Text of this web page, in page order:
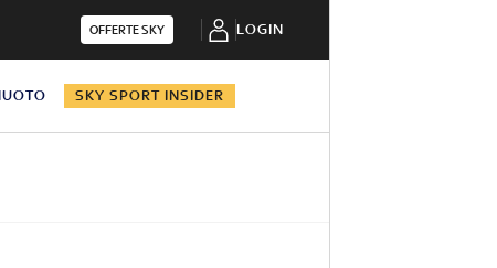
OFFERTE SKY LOGIN
SKY SPORT INSIDER